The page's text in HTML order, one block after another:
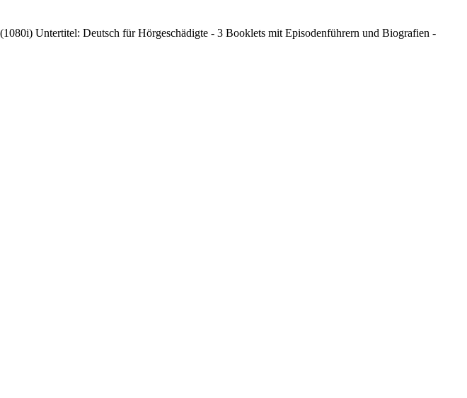
Untertitel: Deutsch für Hörgeschädigte - 3 Booklets mit Episodenführern und Biografien -